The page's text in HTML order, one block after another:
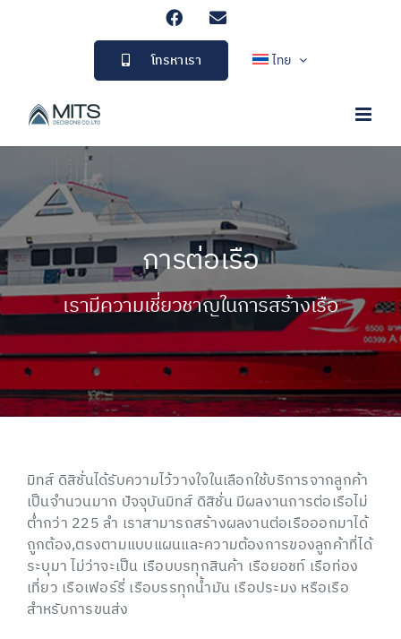
FacebookEmail
โทรหาเรา ไทย
การต่อเรือ
เรามีความเชี่ยวชาญในการสร้างเรือ
มิทส์ ดิสิชั่นได้รับความไว้วางใจในเลือกใช้บริการจากลูกค้า
เป็นจำนวนมาก ปัจจุบันมิทส์ ดิสิชั่น มีผลงานการต่อเรือไม่
ต่ำกว่า 225 ลำ เราสามารถสร้างผลงานต่อเรือออกมาได้
ถูกต้อง,ตรงตามแบบแผนและความต้องการของลูกค้าที่ได้
ระบุมา ไม่ว่าจะเป็น เรือบบรทุกสินค้า เรือยอชท์ เรือท่อง
เที่ยว เรือเฟอร์รี่ เรือบรรทุกน้ำมัน เรือประมง หรือเรือ
สำหรับการขนส่ง